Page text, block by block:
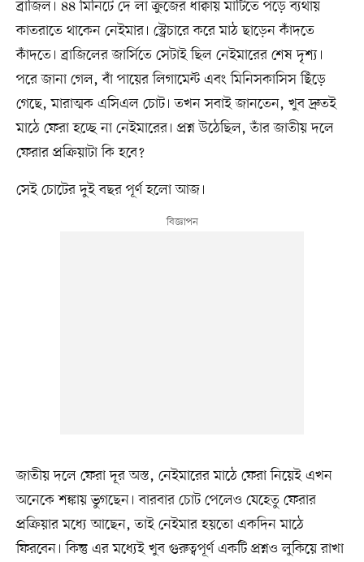
ব্রাজিল। ৪৪ মিনিটে দে লা ক্রুজের ধাক্বায় মাটিতে পড়ে ব্যথায়
কাতরাতে থাকেন নেইমার। স্ট্রেচারে করে মাঠ ছাড়েন কাঁদতে
কাঁদতে। ব্রাজিলের জার্সিতে সেটাই ছিল নেইমারের শেষ দৃশ্য।
পরে জানা গেল, বাঁ পায়ের লিগামেন্ট এবং মিনিসকাসিস ছিঁড়ে
গেছে, মারাত্মক এসিএল চোট। তখন সবাই জানতেন, খুব দ্রুতই
মাঠে ফেরা হচ্ছে না নেইমারের। প্রশ্ন উঠেছিল, তাঁর জাতীয় দলে
ফেরার প্রক্রিয়াটা কি হবে?
সেই চোটের দুই বছর পূর্ণ হলো আজ।
জাতীয় দলে ফেরা দূর অস্ত, নেইমারের মাঠে ফেরা নিয়েই এখন
অনেকে শঙ্কায় ভুগছেন। বারবার চোট পেলেও যেহেতু ফেরার
প্রক্রিয়ার মধ্যে আছেন, তাই নেইমার হয়তো একদিন মাঠে
ফিরবেন। কিন্তু এর মধ্যেই খুব গুরুত্বপূর্ণ একটি প্রশ্নও লুকিয়ে রাখা